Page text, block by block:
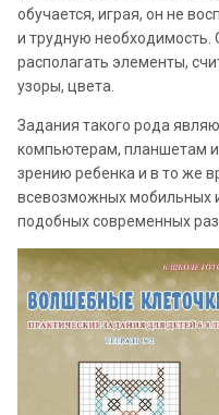
обучается, играя, он не
и трудную необходимость.
располагать элементы,
узоры, цвета.
Задания такого рода
компьютерам, планшетам
зрению ребенка и в то же
всевозможных мобильных
подобных современных